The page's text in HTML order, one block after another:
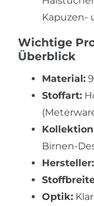
Kapuzen-
Wichtige
Überblick
Material:
Stoffart:
Birnen-
Hersteller:
Optik: